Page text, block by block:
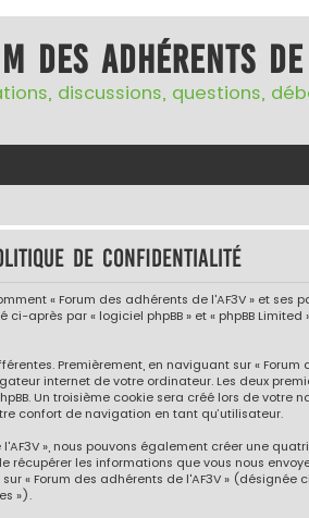
des adhérents
discussions, questions,
de confidentialité
« Forum des adhérents de l'AF3V » et ses
ci-après par « logiciel phpBB » et « phpBB
Premièrement, en naviguant sur «
internet de votre ordinateur. Les deux
Un troisième cookie sera créé lors de votre
confort de navigation en tant qu’utilisateur.
», nous pouvons également créer une
récupérer les informations que vous nous
« Forum des adhérents de l'AF3V »
»).